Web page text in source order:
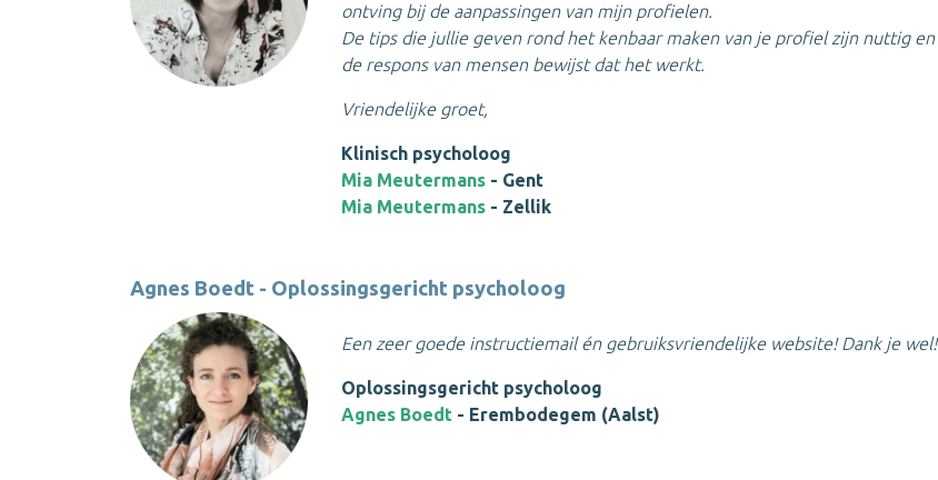
ontving bij de aanpassingen van mijn profielen.
De tips die jullie geven rond het kenbaar maken van je profielzijn nuttig en
de respons van mensen bewijst dat het werkt.
Vriendelijke groet,
Klinisch psycholoog
Mia Meutermans - Gent
Mia Meutermans - Zellik
Agnes Boedt - Oplossingsgericht psycholoog
Een zeer goede instructiemail én gebruiksvriendelijke website! Dank je wel!
Oplossingsgericht psycholoog
Agnes Boedt - Erembodegem (Aalst)